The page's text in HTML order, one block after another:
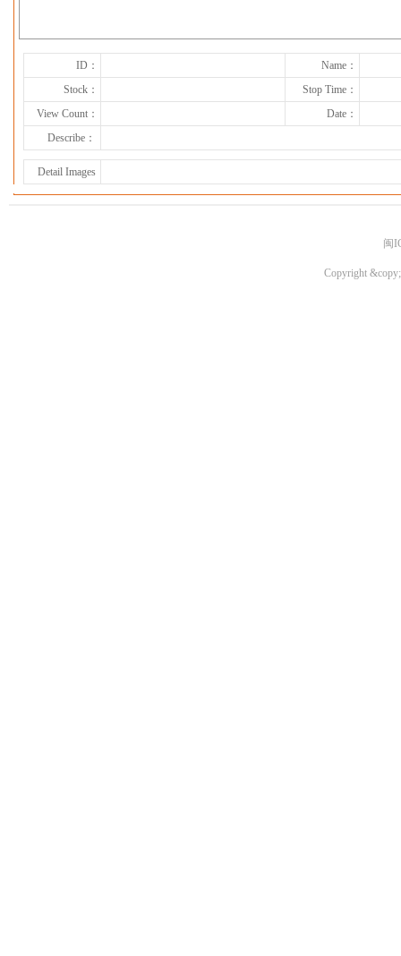
ID：
Name：
Stock：
Stop Time：
View Count：
Date：
Describe：
Detail Images
闽
Copyright